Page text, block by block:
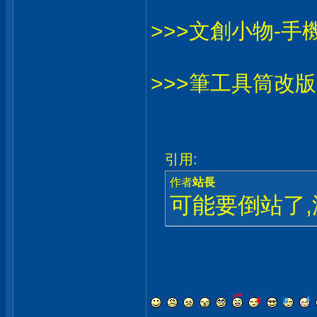
>>>文創小物-手
>>>筆工具筒改
引用:
作者站長
可能要倒站了